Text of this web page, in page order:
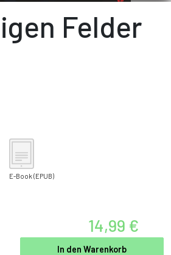
Felder
E-Book (EPUB)
14,99 €
In den Warenkorb